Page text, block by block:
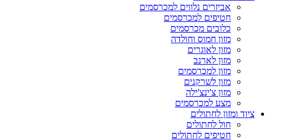
אביזרים נלווים למכרסמים
חטיפים למכרסמים
כלובים מכרסמים
מזון חמוס וחולדה
מזון לאוגרים
מזון לארנב
מזון למכרסמים
מזון לשרקנים
מזון צ'ינצ'ילה
מצע למכרסמים
ציוד ומזון לחתולים
חול לחתולים
חטיפים לחתולים